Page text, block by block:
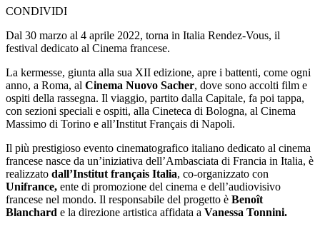
CONDIVIDI
Dal 30 marzo al 4 aprile 2022, torna in Italia Rendez-Vous, il
festival dedicato al Cinema francese.
La kermesse, giunta alla sua XII edizione, apre i battenti, come ogni
anno, a Roma, al Cinema Nuovo Sacher, dove sono accolti film e
ospiti della rassegna. Il viaggio, partito dalla Capitale, fa poi tappa,
con sezioni speciali e ospiti, alla Cineteca di Bologna, al Cinema
Massimo di Torino e all’Institut Français di Napoli.
Il più prestigioso evento cinematografico italiano dedicato al cinema
francese nasce da un’iniziativa dell’Ambasciata di Francia in Italia, è
realizzato dall’Institut français Italia, co-organizzato con
Unifrance, ente di promozione del cinema e dell’audiovisivo
francese nel mondo. Il responsabile del progetto è Benoît
Blanchard e la direzione artistica affidata a Vanessa Tonnini.